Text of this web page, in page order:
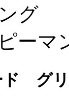
グ
ーマ
ド グ